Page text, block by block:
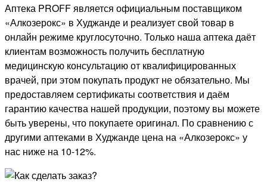
Аптека PROFF является официальным поставщиком
«Алкозерокс» в Худжанде и реализует свой товар в
онлайн режиме круглосуточно. Только наша аптека даёт
клиентам возможность получить бесплатную
медицинскую консультацию от квалифицированных
врачей, при этом покупать продукт не обязательно. Мы
предоставляем сертификаты соответствия и даём
гарантию качества нашей продукции, поэтому вы можете
быть уверены, что покупаете оригинал. По сравнению с
другими аптеками в Худжанде цена на «Алкозерокс» у
нас ниже на 10-12%.